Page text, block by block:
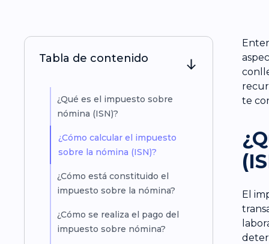
Tabla de contenido
¿Qué es el impuesto sobre
nómina (ISN)?
¿Cómo calcular el impuesto
sobre la nómina (ISN)?
¿Cómo está constituido el
impuesto sobre la nómina?
¿Cómo se realiza el pago del
impuesto sobre nómina?
te
El